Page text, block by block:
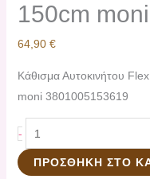
150cm
64,90 €
Kάθισμα Αυτοκινήτου
moni 3801005153619
-
ΠΡΟΣΘΉΚΗ ΣΤΟ